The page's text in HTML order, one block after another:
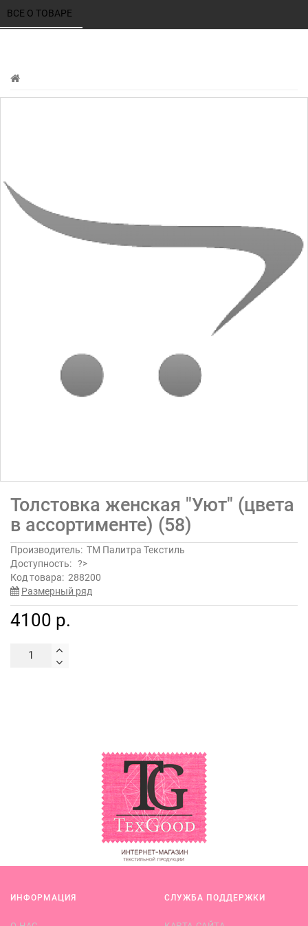
ВСЕ О ТОВАРЕ
Толстовка женская "Уют" (цвета
в ассортименте) (58)
Производитель: ТМ Палитра Текстиль
Доступность: ?>
Код товара: 288200
Размерный ряд
4100 р.
ИНФОРМАЦИЯ СЛУЖБА ПОДДЕРЖКИ